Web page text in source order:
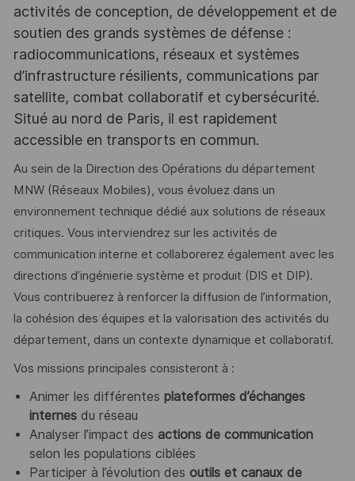
activités de conception, de développement et de
soutien des grands systèmes de défense :
radiocommunications, réseaux et systèmes
d’infrastructure résilients, communications par
satellite, combat collaboratif et cybersécurité.
Situé au nord de Paris, il est rapidement
accessible en transports en commun.
Au sein de la Direction des Opérations du département
MNW (Réseaux Mobiles), vous évoluez dans un
environnement technique dédié aux solutions de réseaux
critiques. Vous interviendrez sur les activités de
communication interne et collaborerez également avec les
directions d’ingénierie système et produit (DIS et DIP).
Vous contribuerez à renforcer la diffusion de l’information,
la cohésion des équipes et la valorisation des activités du
département, dans un contexte dynamique et collaboratif.
Vos missions principales consisteront à :
Animer les différentes plateformes d’échanges
internesdu réseau
Analyser l’impact des actions de communication
selon les populations ciblées
Participer à l’évolution des outils et canaux de